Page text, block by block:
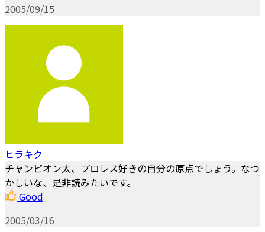
2005/09/15
ヒラキク
チャンピオン太、プロレス好きの自分の原点でしょう。なつ
かしいな、是非読みたいです。
Good
2005/03/16